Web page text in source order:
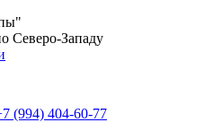
Северо-Западу
(994) 404-60-77